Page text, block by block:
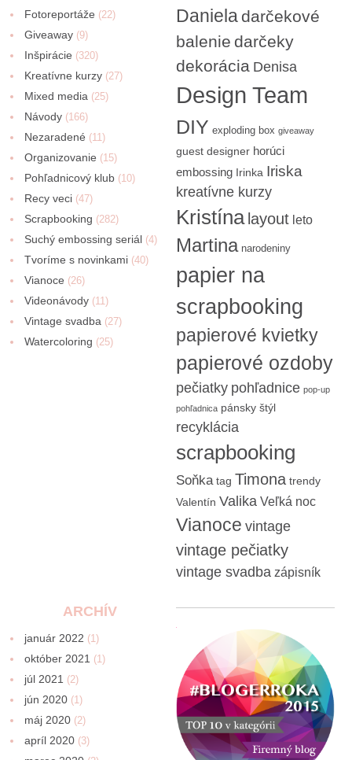
Fotoreportáže (22)
Giveaway (9)
Inšpirácie (320)
Kreatívne kurzy (27)
Mixed media (25)
Návody (166)
Nezaradené (11)
Organizovanie (15)
Pohľadnicový klub (10)
Recy veci (47)
Scrapbooking (282)
Suchý embossing seriál (4)
Tvoríme s novinkami (40)
Vianoce (26)
Videonávody (11)
Vintage svadba (27)
Watercoloring (25)
Daniela darčekové
balenie darčeky
dekorácia Denisa
Design Team
DIY exploding box giveaway
guest designer horúci
embossing Irinka Iriska
kreatívne kurzy
Kristína layout leto
Martina narodeniny
papier na
scrapbooking
papierové kvietky
papierové ozdoby
pečiatky pohľadnice pop-up
pohľadnica pánsky štýl
recyklácia
scrapbooking
Soňka tag Timona trendy
Valentín Valika Veľká noc
Vianoce vintage
vintage pečiatky
vintage svadba zápisník
ARCHÍV
január 2022 (1)
október 2021 (1)
júl 2021 (2)
jún 2020 (1)
máj 2020 (2)
apríl 2020 (3)